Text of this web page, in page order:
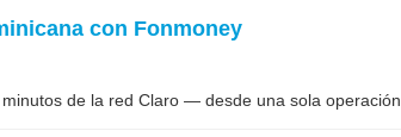
con Fonmoney
de la red Claro — desde una sola operación.